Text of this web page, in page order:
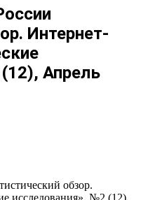
Интернет-
Апрель
обзор.
исследования», №2 (12),